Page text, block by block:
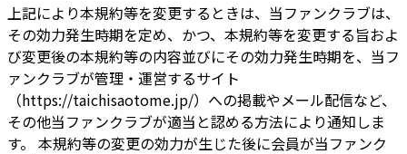
上記により本規約等を変更するときは、当ファンクラブは、
その効力発生時期を定め、かつ、本規約等を変更する旨およ
び変更後の本規約等の内容並びにその効力発生時期を、当フ
ァンクラブが管理・運営するサイト
（https://taichisaotome.jp/）への掲載やメール配信など、
その他当ファンクラブが適当と認める方法により通知しま
す。 本規約等の変更の効力が生じた後に会員が当ファンク